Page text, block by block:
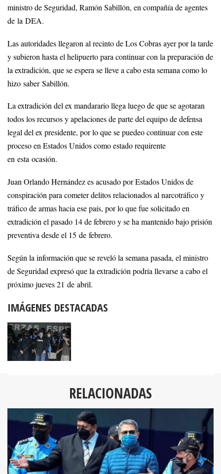
ministro de Seguridad, Ramón Sabillón, en compañía de agentes
de la DEA.
Las autoridades llegaron al recinto de Los Cobras ayer por la tarde
y subieron hasta el helipuerto para continuar con la preparación de
la extradición, que se espera se lleve a cabo esta semana como lo
hizo saber Sabillón.
La extradición del ex mandarario llega luego de que se agotaran
todos los recursos y apelaciones de parte del equipo de defensa
legal del ex presidente, por lo que se puedeo continuar con este
proceso en Estados Unidos como estado requirente
en esta ocasión.
Juan Orlando Hernández es acusado por Estados Unidos de
conspiración para cometer delitos relacionados al narcotráfico y
tráfico de armas hacia ese país, por lo que fue solicitado en
extradición el pasado 14 de febrero y se ha mantenido bajo prisión
preventiva desde el 15 de febrero.
Según la información que se reveló la semana pasada, el ministro
de Seguridad expresó que la extradición podría llevarse a cabo el
próximo jueves 21 de abril.
IMÁGENES DESTACADAS
RELACIONADAS